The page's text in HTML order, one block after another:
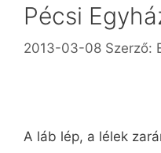
Pécsi
2013-03-08 Szerző:
A láb lép, a lélek